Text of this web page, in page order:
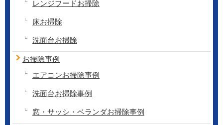
レンジフードお掃除
床お掃除
洗面台お掃除
お掃除事例
エアコンお掃除事例
洗面台お掃除事例
窓・サッシ・ベランダお掃除事例